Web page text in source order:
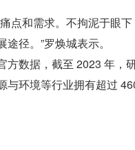
点和需求。不拘泥于眼
径。”罗焕城表示。
方数据，截至 2023 年，
与环境等行业拥有超过